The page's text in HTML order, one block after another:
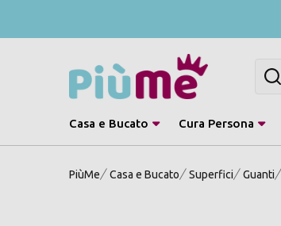
Cerca
Casa e Bucato Cura Persona
PiùMe Casa e Bucato Superfici Guanti